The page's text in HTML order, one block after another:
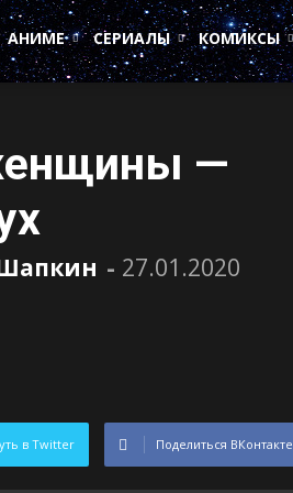
АНИМЕ СЕРИАЛЫ КОМИКСЫ
—
- 27.01.2020
в Twitter Поделиться ВКонтакте